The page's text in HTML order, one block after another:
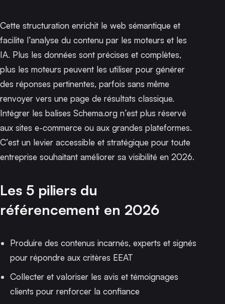
Cette structuration enrichit le web sémantique et
facilite l’analyse du contenu par les moteurs et les
IA. Plus les données sont précises et complètes,
plus les moteurs peuvent les utiliser pour générer
des réponses pertinentes, parfois sans même
renvoyer vers une page de résultats classique.
Intégrer les balises Schema.org n’est plus réservé
aux sites e-commerce ou aux grandes plateformes.
C’est un levier accessible et stratégique pour toute
entreprise souhaitant améliorer sa visibilité en 2026.
Les 5 piliers du
référencement en 2026
Produire des contenus incarnés, experts et signés
pour répondre aux critères EEAT
Collecter et valoriser les avis et témoignages
clients pour renforcer la confiance